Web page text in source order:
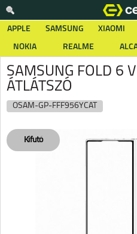
APPLE SAMSUNG XIAOMI
NOKIA
REALME
SAMSUNG FOLD 6
ÁTLÁTSZÓ
OSAM-GP-FFF956YCAT